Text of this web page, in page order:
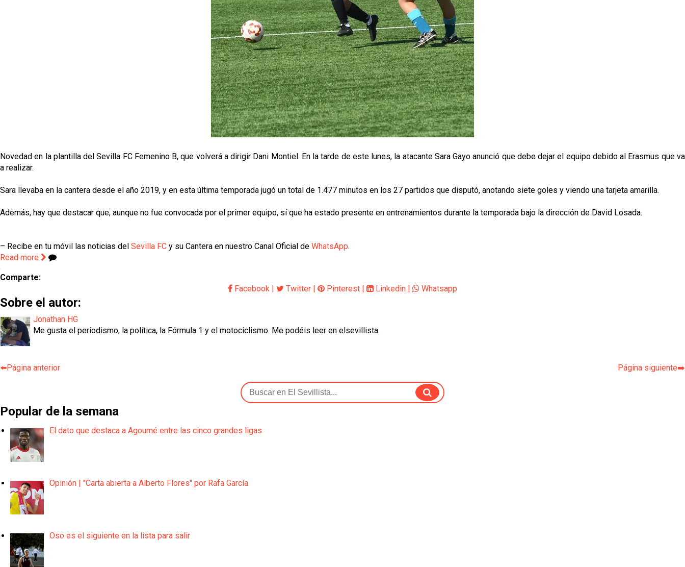
Novedad en la plantilla del Sevilla FC Femenino B, que volverá a dirigir Dani Montiel. En la tarde de este lunes, la atacante Sara Gayo anunció que debe dejar el equipo debido al Erasmus que va
a realizar.
Sara llevaba en la cantera desde el año 2019, y en esta última temporada jugó un total de 1.477 minutos en los 27 partidos que disputó, anotando siete goles y viendo una tarjeta amarilla.
Además, hay que destacar que, aunque no fue convocada por el primer equipo, sí que ha estado presente en entrenamientos durante la temporada bajo la dirección de David Losada.
– Recibe en tu móvil las noticias del Sevilla FC y su Cantera en nuestro Canal Oficial de WhatsApp.
Read more
Comparte:
Facebook | Twitter | Pinterest | Linkedin | Whatsapp
Sobre el autor:
Jonathan HG
Me gusta el periodismo, la política, la Fórmula 1 y el motociclismo. Me podéis leer en elsevillista.
⬅️Página anterior Página siguiente➡️
Popular de la semana
El dato que destaca a Agoumé entre las cinco grandes ligas
Opinión | "Carta abierta a Alberto Flores" por Rafa García
Oso es el siguiente en la lista para salir